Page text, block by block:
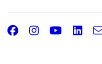
Facebook